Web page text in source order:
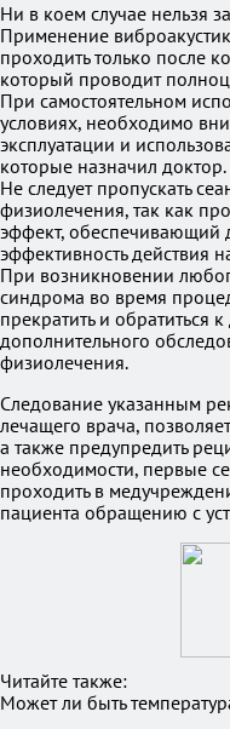
Ни в коем случае нельзя
Применение
проходить только после
который проводит
При самостоятельном
условиях, необходимо
эксплуатации и
которые назначил доктор.
Не следует пропускать
физиолечения, так как
эффект, обеспечивающий
эффективность действия
При возникновении
синдрома во время
прекратить и обратиться
дополнительного
физиолечения.
Следование указанным
лечащего врача,
а также предупредить
необходимости, первые
проходить в
пациента обращению с
Читайте также:
Может ли быть